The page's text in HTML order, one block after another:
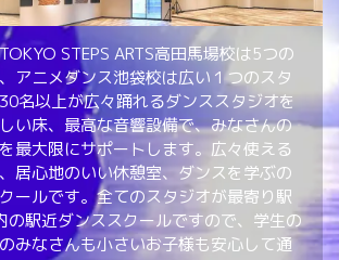
STEPS ARTS高田馬場校は5つの
アニメダンス池袋校は広い１つのスタ
名以上が広々踊れるダンススタジオを
い床、最高な音響設備で、みなさんの
最大限にサポートします。広々使える
居心地のいい休憩室、ダンスを学ぶの
ールです。全てのスタジオが最寄り駅
の駅近ダンススクールですので、学生の
みなさんも小さいお子様も安心して通